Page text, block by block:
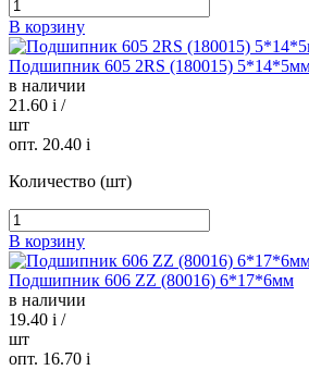
В корзину
Подшипник 605 2RS (180015)
в наличии
21.60 i /
шт
опт. 20.40 i
Количество (шт)
В корзину
Подшипник 606 ZZ (80016) 6*17*6мм
в наличии
19.40 i /
шт
опт. 16.70 i